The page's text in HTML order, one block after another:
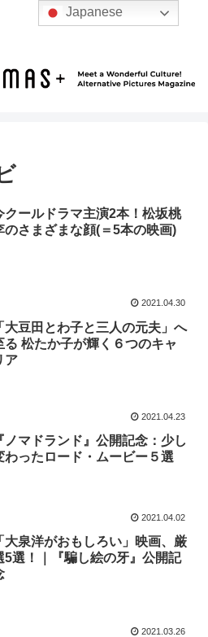
クールドラマ主演2本！松坂桃
のさまざまな顔(＝5本の映画)
2021.04.30
大豆田とわ子と三人の元夫」へ
る 松たか子が輝く６つのキャ
ア
2021.04.23
ノマドランド』公開記念：少し
わったロード・ムービー５選
2021.04.02
大泉洋がおもしろい」映画、厳
5選！｜『騙し絵の牙』公開記
2021.03.26
Japanese